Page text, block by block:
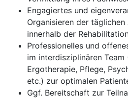
Engagiertes und
Organisieren der
innerhalb der
Professionelles und
im interdisziplinären Team
Ergotherapie, Pflege,
etc.) zur optimalen
Ggf. Bereitschaft zur